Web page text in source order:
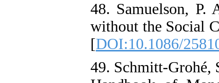
48. Samuelson,
without the Social
[DOI:10.1086/
49. Schmitt-Grohé,